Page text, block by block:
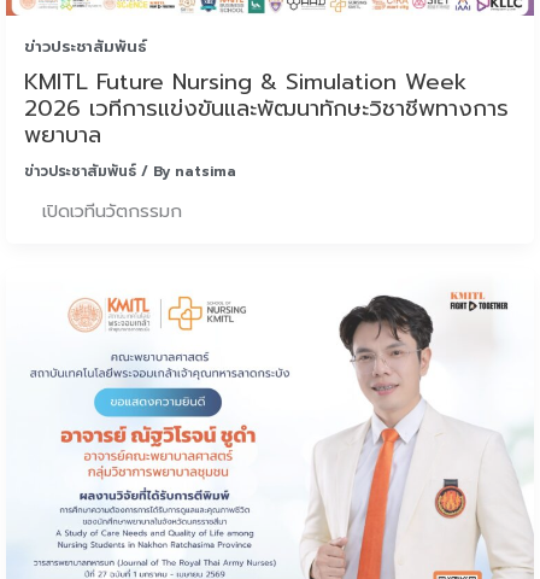
ข่าวประชาสัมพันธ์
KMITL Future Nursing & Simulation Week
2026 เวทีการแข่งขันและพัฒนาทักษะวิชาชีพทางการ
พยาบาล
ข่าวประชาสัมพันธ์ / By natsima
เปิดเวทีนวัตกรรมก